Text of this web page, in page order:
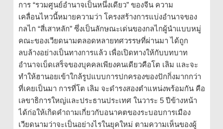
การ “รวมศูนย์อำนาจเป็นหนึ่งเดียว” ของจีน ความ
เคลื่อนไหวนี้หมายความว่า โครงสร้างการแบ่งอำนาจของ
กลไก “สี่เสาหลัก” ซึ่งเป็นลักษณะเด่นของกลไกผู้นำแบบหมู่
คณะของเวียดนามตลอดหลายทศวรรษที่ผ่านมา ได้ถูก
ลบล้างอย่างเป็นทางการแล้ว เพื่อเปิดทางให้กับบทบาท
อำนาจเบ็ดเสร็จของบุคคลเพียงคนเดียวคือโต เลิม และจะ
ทำให้ฮานอยเข้าใกล้รูปแบบการปกครองของปักกิ่งมากกว่า
ที่เคยเป็นมา การที่โต เลิม จะดำรงสองตำแหน่งพร้อมกัน คือ
เลขาธิการใหญ่และประธานประเทศ ในวาระ 5 ปีข้างหน้า
ได้ก่อให้เกิดคำถามเกี่ยวกับอนาคตของระบอบการเมือง
เวียดนามว่าจะเป็นอย่างไรในยุคใหม่ ตามความเห็นของผู้